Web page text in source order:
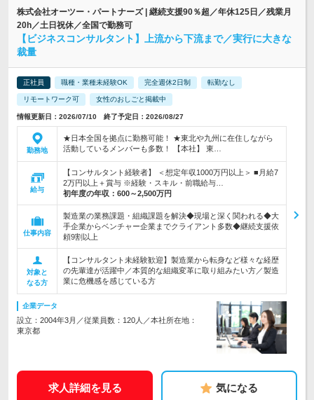
株式会社オーツー・パートナーズ | 継続支援90％超／年休125日／残業月
20h／土日祝休／全国で勤務可
【ビジネスコンサルタント】上流から下流まで／実行に大きな
裁量
正社員 職種・業種未経験OK 完全週休2日制 転勤なし
リモートワーク可 女性のおしごと掲載中
情報更新日：2026/07/10 終了予定日：2026/08/27
勤務地
★日本全国を拠点に勤務可能！ ★東北や九州に在住しながら
活動しているメンバーも多数！ 【本社】 東…
給与
【コンサルタント経験者】 ＜想定年収1000万円以上＞ ■月給7
2万円以上＋賞与 ※経験・スキル・前職給与…
初年度の年収： 600～2,500万円
仕事内容
製造業の業務課題・組織課題を解決◆現場と深く関われる◆大
手企業からベンチャー企業までクライアント多数◆継続支援依
頼9割以上
対象と
なる方
【コンサルタント未経験歓迎】製造業から転身など様々な経歴
の先輩達が活躍中／本質的な組織変革に取り組みたい方／製造
業に危機感を感じている方
企業データ
設立：2004年3月／従業員数：120人／本社所在地：
東京都
求人詳細を見る 気になる